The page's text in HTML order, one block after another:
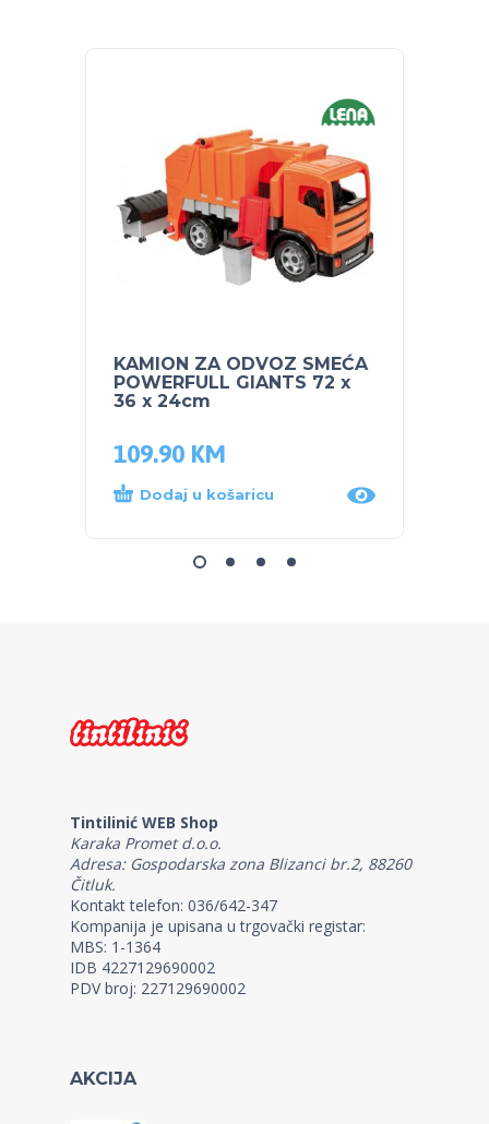
KAMION ZA ODVOZ SMEĆA
POWERFULL GIANTS 72 x
36 x 24cm
109.90 KM
Dodaj u košaricu
Tintilinić WEB Shop
Karaka Promet d.o.o.
Adresa: Gospodarska zona Blizanci br.2, 88260
Čitluk.
Kontakt telefon: 036/642-347
Kompanija je upisana u trgovački registar:
MBS: 1-1364
IDB 4227129690002
PDV broj: 227129690002
AKCIJA